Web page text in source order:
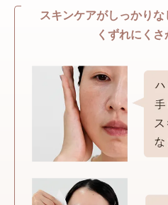
スキンケアがしっかり
くずれにくさ